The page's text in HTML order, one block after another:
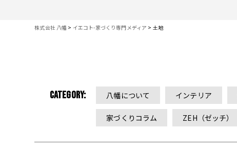
株式会社 八幡 > イエコト-家づくり専門メディア > 土地
CATEGORY: 八幡について インテリア
家づくりコラム ZEH（ゼッチ）